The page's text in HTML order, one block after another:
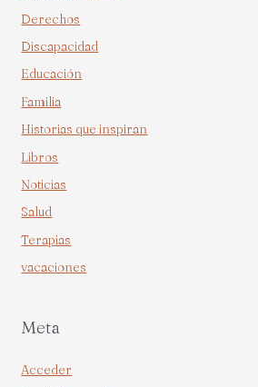
Derechos
Discapacidad
Educación
Familia
Historias que inspiran
Libros
Noticias
Salud
Terapias
vacaciones
Meta
Acceder